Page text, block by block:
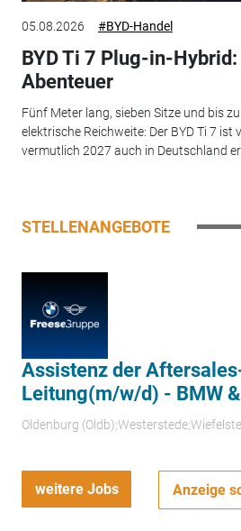
05.08.2026 #BYD-Handel
BYD Ti 7 Plug-in-
Abenteuer
Fünf Meter lang, sieben Sitze und bis
elektrische Reichweite: Der BYD Ti 7 ist
vermutlich 2027 auch in Deutschland
STELLENANGEBOTE
Assistenz der
Leitung(m/w/d) - BMW &
Oldenburg
weitere Jobs Anzeige